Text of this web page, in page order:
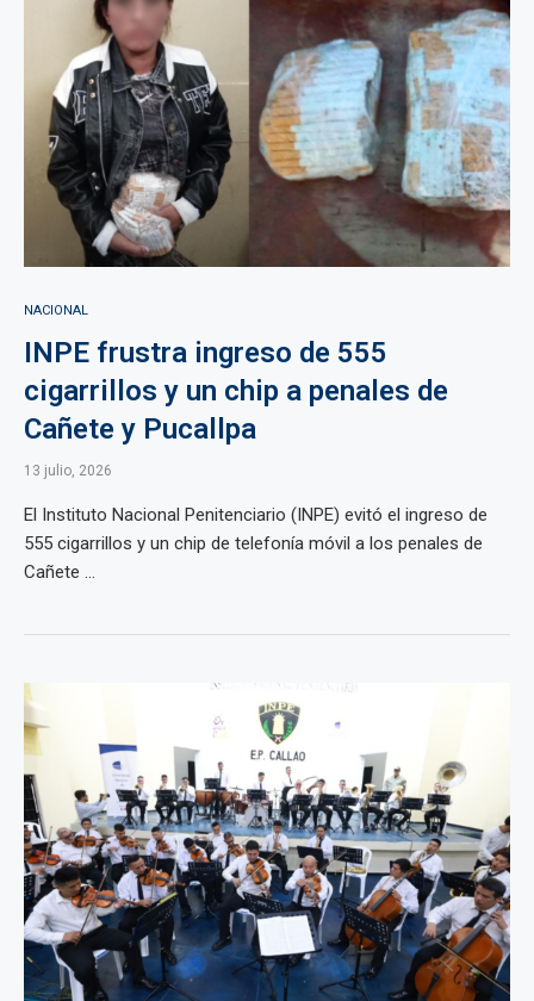
NACIONAL
INPE frustra ingreso de 555
cigarrillos y un chip a penales de
Cañete y Pucallpa
13 julio, 2026
El Instituto Nacional Penitenciario (INPE) evitó el ingreso de
555 cigarrillos y un chip de telefonía móvil a los penales de
Cañete ...